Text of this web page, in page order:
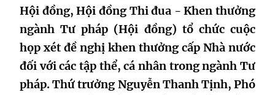
Hội đồng, Hội đồng Thi đua - Khen thưởng
ngành Tư pháp (Hội đồng) tổ chức cuộc
họp xét đề nghị khen thưởng cấp Nhà nước
đối với các tập thể, cá nhân trong ngành Tư
pháp. Thứ trưởng Nguyễn Thanh Tịnh, Phó